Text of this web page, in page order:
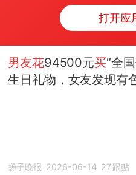
打开应
男友花94500元买“全
生日礼物，女友发现有
扬子晚报 2026-06-14 27 跟贴